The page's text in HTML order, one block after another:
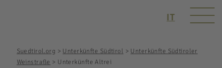
IT
Suedtirol.org > Unterkünfte Südtirol > Unterkünfte Südtiroler
Weinstraße > Unterkünfte Altrei